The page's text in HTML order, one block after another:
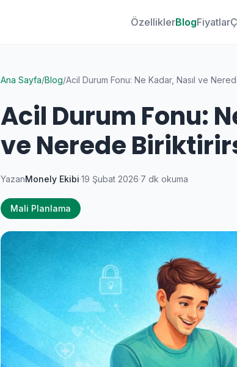
ÖzelliklerBlogFiyatlar
Ana Sayfa/Blog/Acil Durum Fonu: Ne Kadar, Nasıl ve
Acil Durum Fonu:
ve Nerede
YazanMonely Ekibi·19 Şubat 2026·7 dk okuma
Mali Planlama